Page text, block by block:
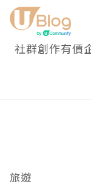
社群創作有價
旅遊